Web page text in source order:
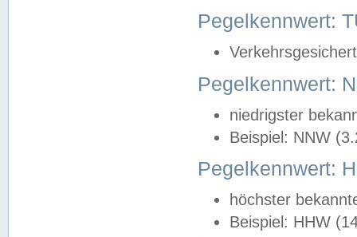
Pegelkennwert:
Pegelkennwert:
niedrigster
Beispiel: NNW
Pegelkennwert:
höchster
Beispiel: HHW